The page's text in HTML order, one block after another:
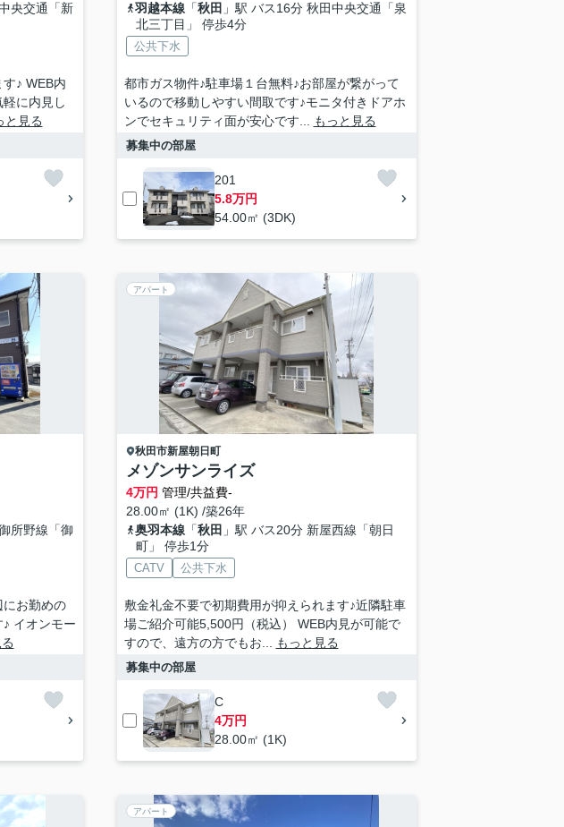
央交通「新
♪ WEB内
に内見し
と見る
羽越本線「秋田 」駅 バス16分 秋田中央交通「泉
北三丁目」 停歩4分
公共下水
都市ガス物件♪駐車場１台無料♪お部屋が繋がって
いるので移動しやすい間取です♪モニタ付きドアホ
ンでセキュリティ面が安心です...
もっと見る
募集中の部屋
201
5.8万円
54.00㎡ (3DK)
所野線「御
にお勤めの
イオンモー
アパート
秋田市新屋朝日町
メゾンサンライズ
4万円 管理/共益費-
28.00㎡ (1K) /築26年
奥羽本線「秋田 」駅 バス20分 新屋西線「朝日
町」 停歩1分
CATV 公共下水
敷金礼金不要で初期費用が抑えられます♪近隣駐車
場ご紹介可能5,500円（税込） WEB内見が可能で
すので、遠方の方でもお...
もっと見る
募集中の部屋
C
4万円
28.00㎡ (1K)
アパート